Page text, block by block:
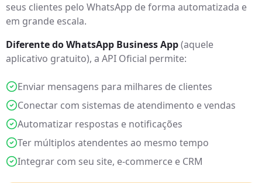
seus clientes pelo WhatsApp de forma automatizada e
em grande escala.
Diferente do WhatsApp Business App(aquele
aplicativo gratuito), a API Oficial permite:
Enviar mensagens para milhares de clientes
Conectar com sistemas de atendimento e vendas
Automatizar respostas e notificações
Ter múltiplos atendentes ao mesmo tempo
Integrar com seu site, e-commerce e CRM